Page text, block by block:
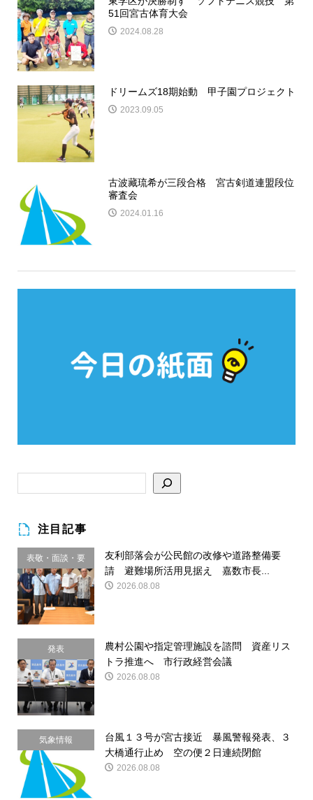
51回宮古体育大会
2024.08.28
ドリームズ18期始動 甲子園プロジェクト
2023.09.05
古波藏琉希が三段合格 宮古剣道連盟段位
審査会
2024.01.16
注目記事
表敬・面談・要
請
友利部落会が公民館の改修や道路整備要
請 避難場所活用見据え 嘉数市長...
2026.08.08
発表
農村公園や指定管理施設を諮問 資産リス
トラ推進へ 市行政経営会議
2026.08.08
気象情報
台風１３号が宮古接近 暴風警報発表、３
大橋通行止め 空の便２日連続閉館
2026.08.08